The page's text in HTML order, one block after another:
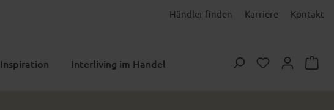
Händler finden Karriere Kontakt
Inspiration Interliving im Handel Du hast 0